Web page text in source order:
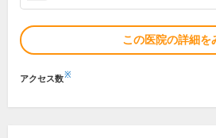
この医院の詳細を
アクセス数※